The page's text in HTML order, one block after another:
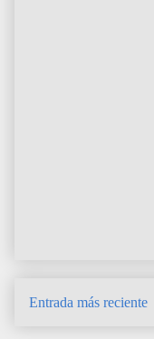
Entrada más reciente